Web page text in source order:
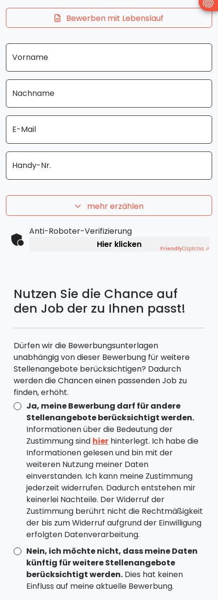
Bewerben mit Lebenslauf
Vorname
Nachname
E-Mail
Handy-Nr.
mehr erzählen
Anti-Roboter-Verifizierung
Hier klicken
FriendlyCaptcha ⇗
Nutzen Sie die Chance auf
den Job der zu Ihnen passt!
Dürfen wir die Bewerbungsunterlagen
unabhängig von dieser Bewerbung für weitere
Stellenangebote berücksichtigen? Dadurch
werden die Chancen einen passenden Job zu
finden, erhöht.
Ja, meine Bewerbung darf für andere
Stellenangebote berücksichtigt werden.
Informationen über die Bedeutung der
Zustimmung sind hier hinterlegt. Ich habe die
Informationen gelesen und bin mit der
weiteren Nutzung meiner Daten
einverstanden. Ich kann meine Zustimmung
jederzeit widerrufen. Dadurch entstehen mir
keinerlei Nachteile. Der Widerruf der
Zustimmung berührt nicht die Rechtmäßigkeit
der bis zum Widerruf aufgrund der Einwilligung
erfolgten Datenverarbeitung.
Nein, ich möchte nicht, dass meine Daten
künftig für weitere Stellenangebote
berücksichtigt werden. Dies hat keinen
Einfluss auf meine aktuelle Bewerbung.